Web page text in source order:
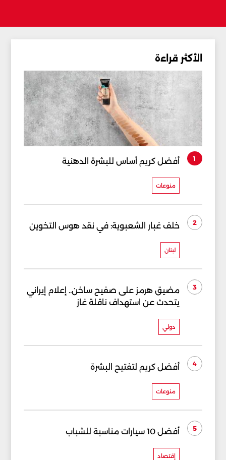
الأكثر قراءة
1 أفضل كريم أساس للبشرة الدهنية
منوعات
2 خلف غبار الشعبوية: في نقد هوس التخوين
لبنان
3
مضيق هرمز على صفيح ساخن.. إعلام إيراني
يتحدث عن استهداف ناقلة غاز
دولي
4 أفضل كريم لتفتيح البشرة
منوعات
5 أفضل 10 سيارات مناسبة للشباب
إقتصاد